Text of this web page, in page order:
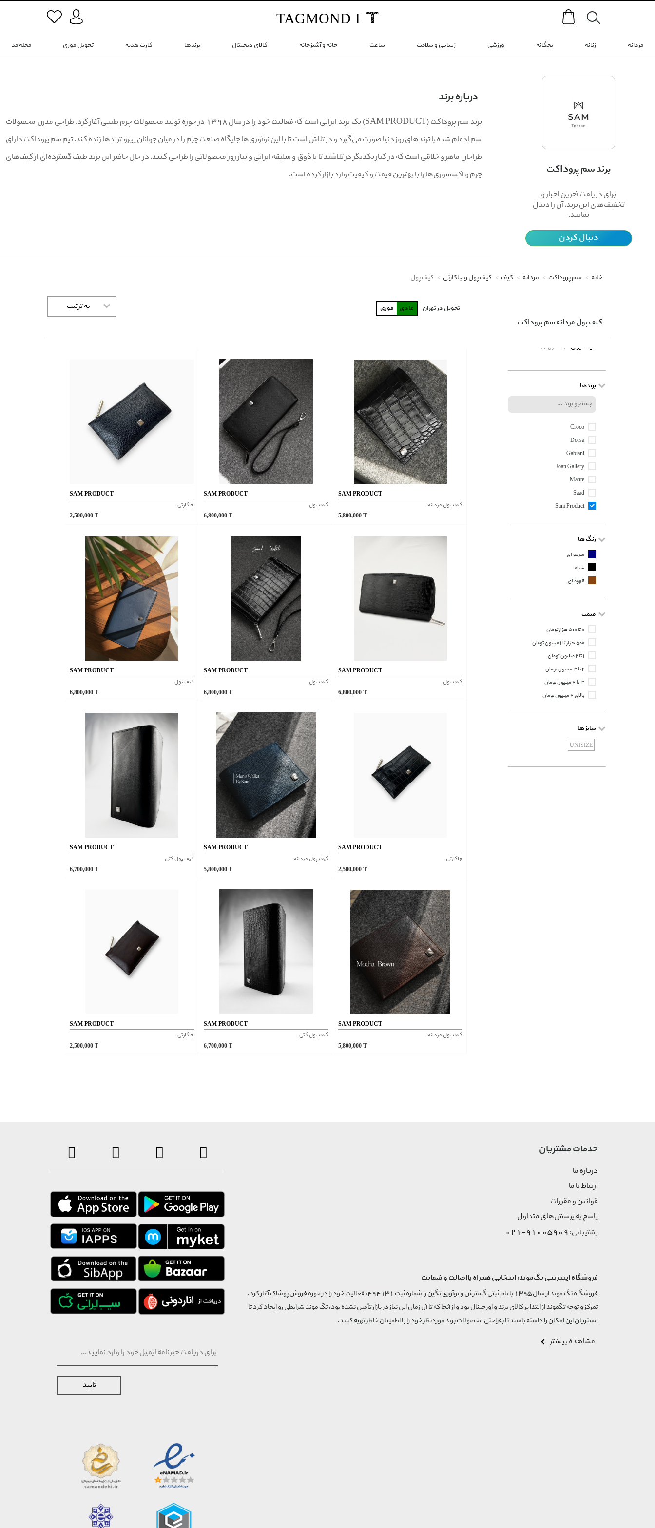
Search
TAGMOND I
مردانه زنانه بچگانه ورزشی زیبایی و سلامت ساعت خانه و آشپزخانه کالای دیجیتال برندها کارت هدیه تحویل فوری مجله مد
برند سم پروداکت
برای دریافت آخرین اخبار و
تخفیف‌های این برند، آن را دنبال
نمایید.
دنبال کردن
درباره برند
برند سم پروداکت (SAM PRODUCT) یک برند ایرانی است که فعالیت خود را در سال 1398 در حوزه تولید محصولات چرم طبیی آغاز کرد. طراحی مدرن محصولات
سم ادغام شده با ترندهای روز دنیا صورت می‌گیرد و در تلاش است تا با این نوآوری‌ها جایگاه صنعت چرم را در میان جوانان پیرو ترندها زنده کند. تیم سم پروداکت دارای
طراحان ماهر و خلاقی است که در کنار یکدیگر در تلاشند تا با ذوق و سلیقه ایرانی و نیاز روز محصولاتی را طراحی کنند. در حال حاضر این برند طیف گسترده‌ای از کیف‌های
چرم و اکسسوری‌ها را با بهترین قیمت و کیفیت وارد بازار کرده است.
تحویل در تهران عادی فوری به ترتیب
خانه سم پروداکت مردانه کیف کیف پول و جاکارتی کیف پول
کیف پول مردانه سم پروداکت
SAM PRODUCT
جاکارتی
2,500,000 T
SAM PRODUCT
کیف پول
6,800,000T
SAM PRODUCT
کیف پول مردانه
5,800,000 T
SAM PRODUCT
کیف پول
6,800,000 T
SAM PRODUCT
کیف پول
6,800,000T
SAM PRODUCT
کیف پول
6,800,000 T
SAM PRODUCT
کیف پول کتی
6,700,000 T
SAM PRODUCT
کیف پول مردانه
5,800,000T
SAM PRODUCT
جاکارتی
2,500,000 T
SAM PRODUCT
جاکارتی
2,500,000 T
SAM PRODUCT
کیف پول کتی
6,700,000T
SAM PRODUCT
کیف پول مردانه
5,800,000 T
(12 محصول) کیف پول
برندها
Croco
Dorsa
Gabiani
Joan Gallery
Mante
Saad
Sam Product
رنگ ها
سرمه ای
سیاه
قهوه ای
قیمت
۰ تا ۵۰۰ هزار تومان
۵۰۰ هزار تا ۱ میلیون تومان
۱ تا ۲ میلیون تومان
۲ تا ۳ میلیون تومان
۳ تا ۴ میلیون تومان
بالای ۴ میلیون تومان
سایز ها
UNISIZE
تایید
خدمات مشتریان
درباره ما
ارتباط با ما
قوانین و مقررات
پاسخ به پرسش‌های متداول
پشتیبانی: 91005909-021
فروشگاه اینترنتی تگ‌موند، انتخابی همراه بااصالت و ضمانت
فروشگاه تگ موند از سال 1395 با نام ثبتی گسترش و نوآوری تگین و شماره ثبت 494131، فعالیت خود را در حوزه فروش پوشاک آغاز کرد.
تمرکز و توجه تگموند از ابتدا بر کالای برند و اورجینال بود و از آنجا که تا آن زمان این نیاز در بازار تأمین نشده بود، تگ موند شرایطی رو ایجاد کرد تا
مشتریان این امکان را داشته باشند تا به‌راحتی محصولات برند مورد‌نظر خود را با اطمینان خاطر تهیه کنند.
مشاهده بیشتر